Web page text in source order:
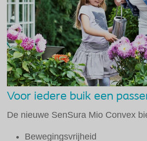
Voor iedere buik een
De nieuwe SenSura Mio Convex
Bewegingsvrijheid